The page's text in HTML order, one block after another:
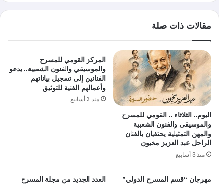
مقالات ذات صلة
اليوم.. الثلاثاء .. القومي للمسرح
والموسيقى والفنون الشعبية
والمهن التمثيلية يحتفيان بالفنان
الراحل عبد العزيز مخيون
منذ 3 أسابيع
المركز القومي للمسرح
والموسيقي والفنون الشعبية.. يدعو
الفنانين إلى تسجيل بياناتهم
وأعمالهم الفنية للتوثيق
منذ 3 أسابيع
مهرجان “قسم المسرح الدولي”
العدد الجديد من مجلة المسرح